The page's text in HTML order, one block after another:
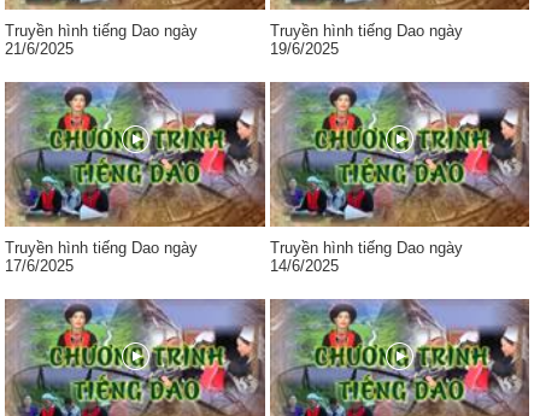
Truyền hình tiếng Dao ngày
21/6/2025
Truyền hình tiếng Dao ngày
19/6/2025
Truyền hình tiếng Dao ngày
17/6/2025
Truyền hình tiếng Dao ngày
14/6/2025